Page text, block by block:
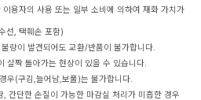
용자의 사용 또는 일부 소비에 의하여 재화 가치가
선, 택훼손 포함)
량이 발견되어도 교환/반품이 불가합니다.
살짝 돌아가는 현상이 있을 수 있습니다.
우(구김,늘어남,보풀)는 불가합니다.
간단한 손질이 가능한 마감실 처리가 미흡한 경우